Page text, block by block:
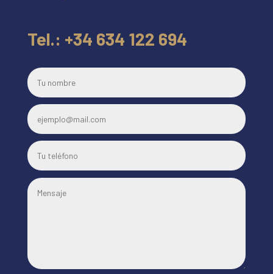
Tel.: +34 634 122 694